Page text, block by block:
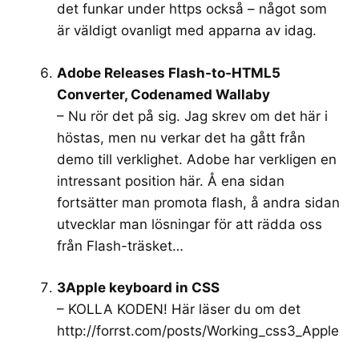
det funkar under https också – något som
är väldigt ovanligt med apparna av idag.
Adobe Releases Flash-to-HTML5
Converter, Codenamed Wallaby
– Nu rör det på sig. Jag skrev om det här i
höstas, men nu verkar det ha gått från
demo till verklighet. Adobe har verkligen en
intressant position här. Å ena sidan
fortsätter man promota flash, å andra sidan
utvecklar man lösningar för att rädda oss
från Flash-träsket…
3Apple keyboard in CSS
– KOLLA KODEN! Här läser du om det
http://forrst.com/posts/Working_css3_Apple